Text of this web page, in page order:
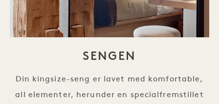
SENGEN
Din kingsize-seng er lavet med komfortable,
all elementer, herunder en specialfremstillet